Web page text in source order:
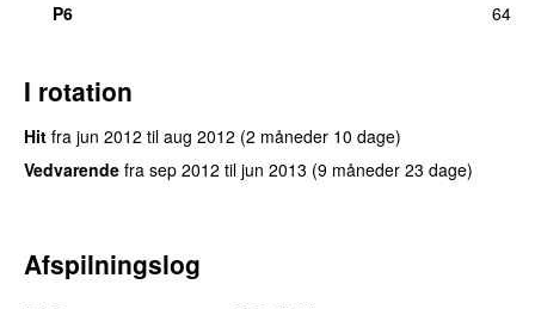
P6
64
I rotation
Hit fra jun 2012 til aug 2012 (2 måneder 10 dage)
Vedvarende fra sep 2012 til jun 2013 (9 måneder 23 dage)
Afspilningslog